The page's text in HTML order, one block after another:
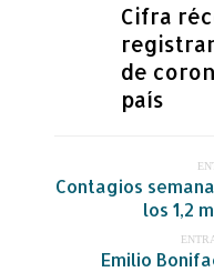
Cifra
de
país
Contagios
los 1,2
Emilio